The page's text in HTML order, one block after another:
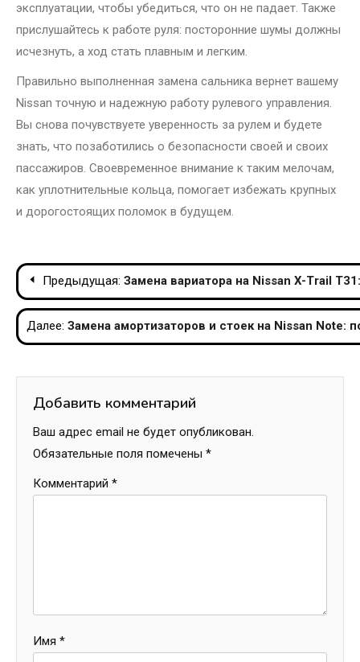
эксплуатации, чтобы убедиться, что он не падает. Также
прислушайтесь к работе руля: посторонние шумы должны
исчезнуть, а ход стать плавным и легким.
Правильно выполненная замена сальника вернет вашему
Nissan точную и надежную работу рулевого управления.
Вы снова почувствуете уверенность за рулем и будете
знать, что позаботились о безопасности своей и своих
пассажиров. Своевременное внимание к таким мелочам,
как уплотнительные кольца, помогает избежать крупных
и дорогостоящих поломок в будущем.
Навигация
по
записям
Предыдущая: Замена вариатора на Nissan X-Trail
Далее: Замена амортизаторов и стоек на Nissan Note:
Добавить комментарий
Ваш адрес email не будет опубликован.
Обязательные поля помечены *
Комментарий *
Имя *